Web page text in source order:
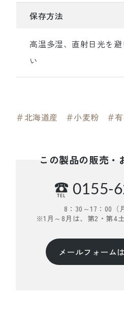
保存方法
高温多湿、直射日光を
い
＃北海道産 ＃小麦粉 ＃
この製品の販売・
0155-
8：30～17：00（
※1月～8月は、第2・第4
メールフォーム